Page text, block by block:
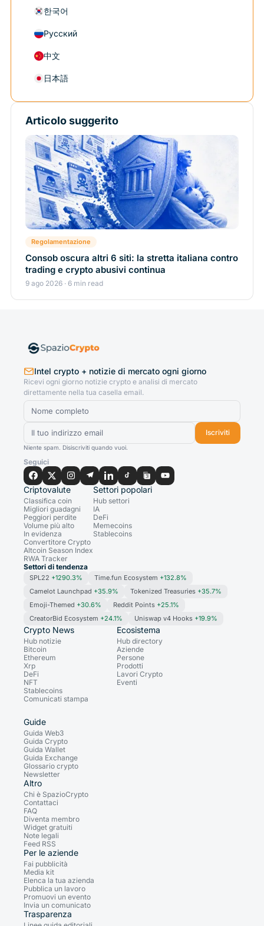
한국어
Русский
中文
日本語
Articolo suggerito
Regolamentazione
Consob oscura altri 6 siti: la stretta italiana contro
trading e crypto abusivi continua
9 ago 2026 · 6 min read
Intel crypto + notizie di mercato ogni giorno
Ricevi ogni giorno notizie crypto e analisi di mercato
direttamente nella tua casella email.
Iscriviti
Niente spam. Disiscriviti quando vuoi.
Seguici
Criptovalute
Classifica coin
Migliori guadagni
Peggiori perdite
Volume più alto
In evidenza
Convertitore Crypto
Altcoin Season Index
RWA Tracker
Settori popolari
Hub settori
IA
DeFi
Memecoins
Stablecoins
Settori di tendenza
SPL22 +1290.3% Time.fun Ecosystem +132.8%
Camelot Launchpad +35.9% Tokenized Treasuries +35.7%
Emoji-Themed +30.6% Reddit Points +25.1%
CreatorBid Ecosystem +24.1% Uniswap v4 Hooks +19.9%
Crypto News
Hub notizie
Bitcoin
Ethereum
Xrp
DeFi
NFT
Stablecoins
Comunicati stampa
Ecosistema
Hub directory
Aziende
Persone
Prodotti
Lavori Crypto
Eventi
Guide
Guida Web3
Guida Crypto
Guida Wallet
Guida Exchange
Glossario crypto
Newsletter
Altro
Chi è SpazioCrypto
Contattaci
FAQ
Diventa membro
Widget gratuiti
Note legali
Feed RSS
Per le aziende
Fai pubblicità
Media kit
Elenca la tua azienda
Pubblica un lavoro
Promuovi un evento
Invia un comunicato
Trasparenza